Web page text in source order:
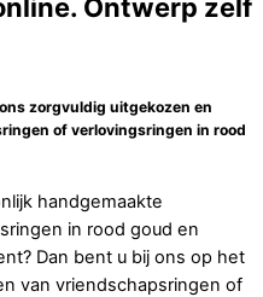
Ontwerp zelf
zorgvuldig uitgekozen en
of verlovingsringen in rood
handgemaakte
in rood goud en
Dan bent u bij ons op het
van vriendschapsringen of